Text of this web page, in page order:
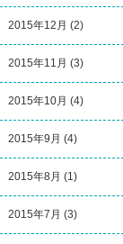
2015年12月 (2)
2015年11月 (3)
2015年10月 (4)
2015年9月 (4)
2015年8月 (1)
2015年7月 (3)